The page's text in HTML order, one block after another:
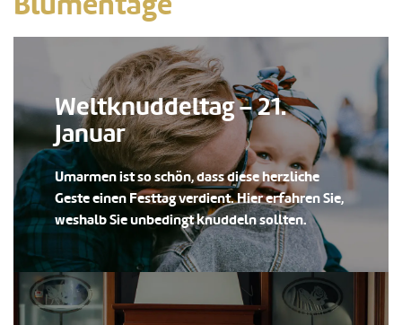
Weltknuddeltag – 21.
Januar
Umarmen ist so schön, dass diese herzliche
Geste einen Festtag verdient. Hier erfahren Sie,
weshalb Sie unbedingt knuddeln sollten.